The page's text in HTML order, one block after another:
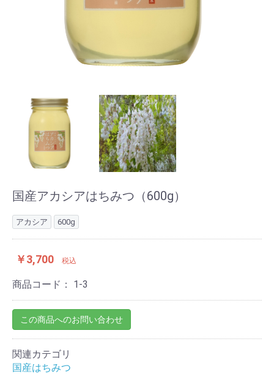
国産アカシアはちみつ（600g）
アカシア 600g
￥3,700 税込
商品コード： 1-3
この商品へのお問い合わせ
関連カテゴリ
国産はちみつ
お買い物を続ける